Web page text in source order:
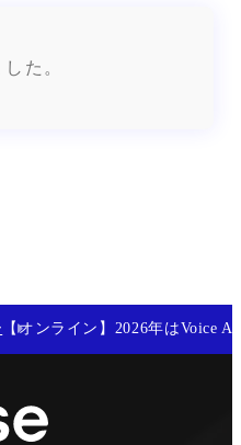
た。
【オンライン】2026年はVoice